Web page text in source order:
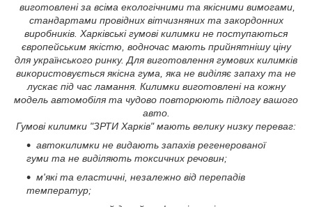
виготовлені за всіма екологічними та якісними вимогами,
стандартами провідних вітчизняних та закордонних
виробників. Харківські гумові килимки не поступаються
європейським якістю, водночас мають прийнятнішу ціну
для українського ринку. Для виготовлення гумових килимків
використовується якісна гума, яка не виділяє запаху та не
лускає під час ламання. Килимки виготовлені на кожну
модель автомобіля та чудово повторюють підлогу вашого
авто.
Гумові килимки "ЗРТИ Харків" мають велику низку переваг:
автокилимки не видають запахів регенерованої
гуми та не виділяють токсичних речовин;
м'які та еластичні, незалежно від перепадів
температур;